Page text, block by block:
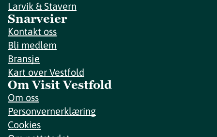
Larvik & Stavern
Snarveier
Kontakt oss
Bli medlem
Bransje
Kart over Vestfold
Om Visit Vestfold
Om oss
Personvernerklæring
Cookies